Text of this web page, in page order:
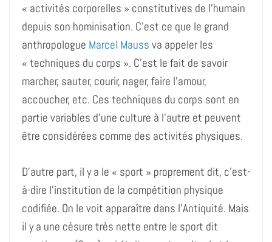
« activités corporelles » constitutives de l’humain
depuis son hominisation. C’est ce que le grand
anthropologue Marcel Mauss va appeler les
« techniques du corps ». C’est le fait de savoir
marcher, sauter, courir, nager, faire l’amour,
accoucher, etc. Ces techniques du corps sont en
partie variables d’une culture à l’autre et peuvent
être considérées comme des activités physiques.
D’autre part, il y a le « sport » proprement dit, c’est-
à-dire l’institution de la compétition physique
codifiée. On le voit apparaître dans l’Antiquité. Mais
il y a une césure très nette entre le sport dit